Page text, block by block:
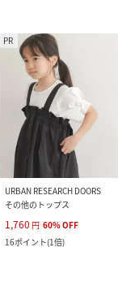
PR
URBAN RESEARCH DOORS
その他のトップス
1,760 円 60%OFF
16ポイント(1倍)